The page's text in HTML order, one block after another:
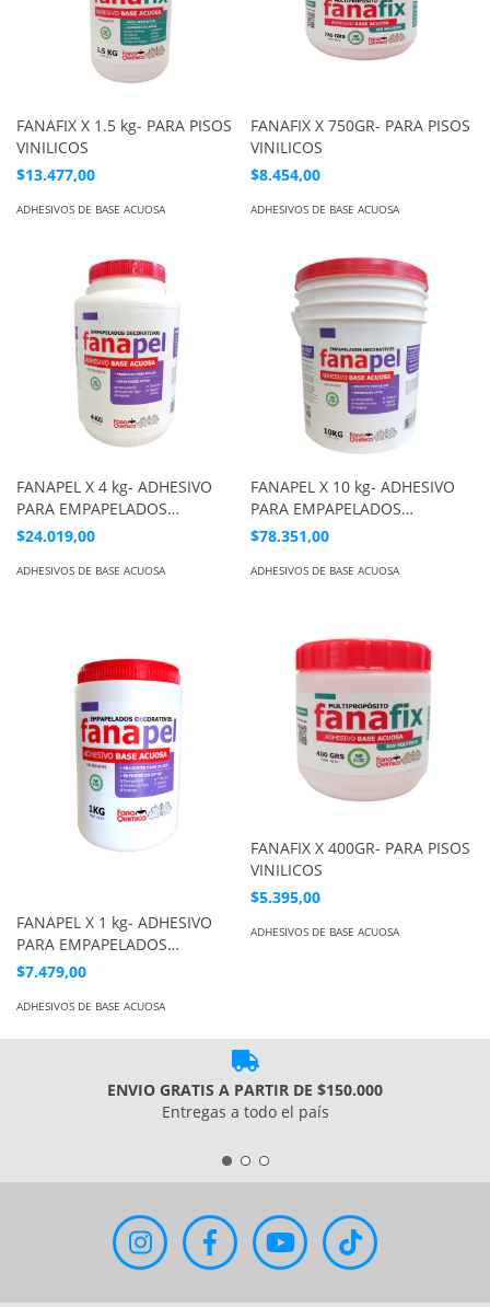
FANAFIX X 1.5 kg- PARA PISOS
VINILICOS
$13.477,00
ADHESIVOS DE BASE ACUOSA
FANAFIX X 750GR- PARA PISOS
VINILICOS
$8.454,00
ADHESIVOS DE BASE ACUOSA
FANAPEL X 4 kg- ADHESIVO
PARA EMPAPELADOS
DECORATIVOS
$24.019,00
ADHESIVOS DE BASE ACUOSA
FANAPEL X 10 kg- ADHESIVO
PARA EMPAPELADOS
DECORATIVOS
$78.351,00
ADHESIVOS DE BASE ACUOSA
FANAPEL X 1 kg- ADHESIVO
PARA EMPAPELADOS
DECORATIVOS
$7.479,00
ADHESIVOS DE BASE ACUOSA
FANAFIX X 400GR- PARA PISOS
VINILICOS
$5.395,00
ADHESIVOS DE BASE ACUOSA
ENVIO GRATIS A PARTIR DE $150.000
Entregas a todo el país